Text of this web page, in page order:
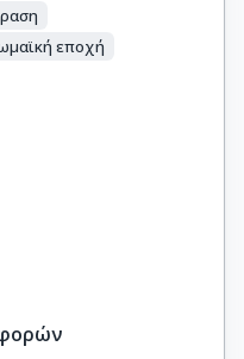
εποχή